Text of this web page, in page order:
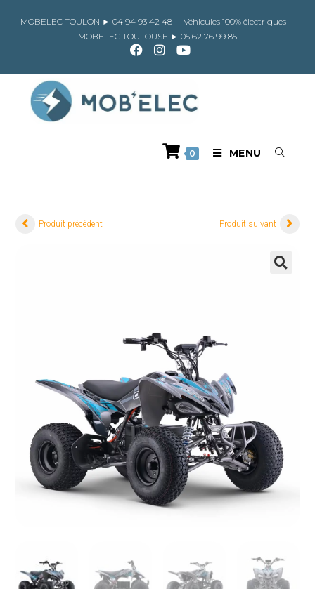
MOBELEC TOULON ► 04 94 93 42 48 -- Véhicules 100% électriques --
MOBELEC TOULOUSE ► 05 62 76 99 85
0 MENU
Produit précédent Produit suivant